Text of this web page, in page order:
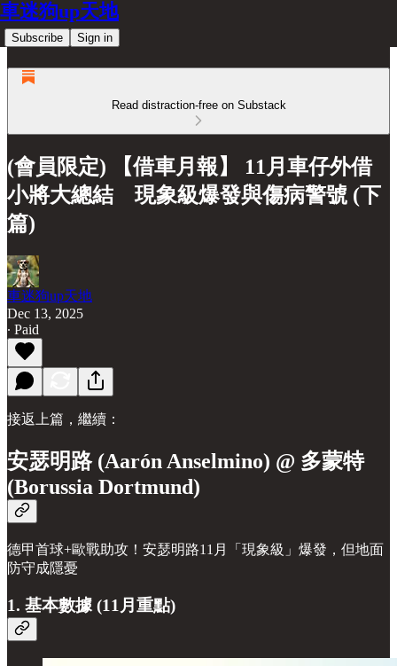
車迷狗up天地
Subscribe Sign in
Read distraction-free on Substack
(會員限定) 【借車月報】 11月車仔外借
小將大總結 現象級爆發與傷病警號 (下
篇)
車迷狗up天地
Dec 13, 2025
∙ Paid
接返上篇，繼續：
安瑟明路 (Aarón Anselmino) @ 多蒙特
(Borussia Dortmund)
德甲首球+歐戰助攻！安瑟明路11月「現象級」爆發，但地面
防守成隱憂
1. 基本數據 (11月重點)